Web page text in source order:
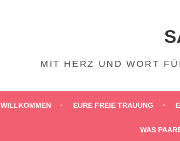
MIT HERZ UND WORT
WILLKOMMEN EURE FREIE TRAUUNG
WAS